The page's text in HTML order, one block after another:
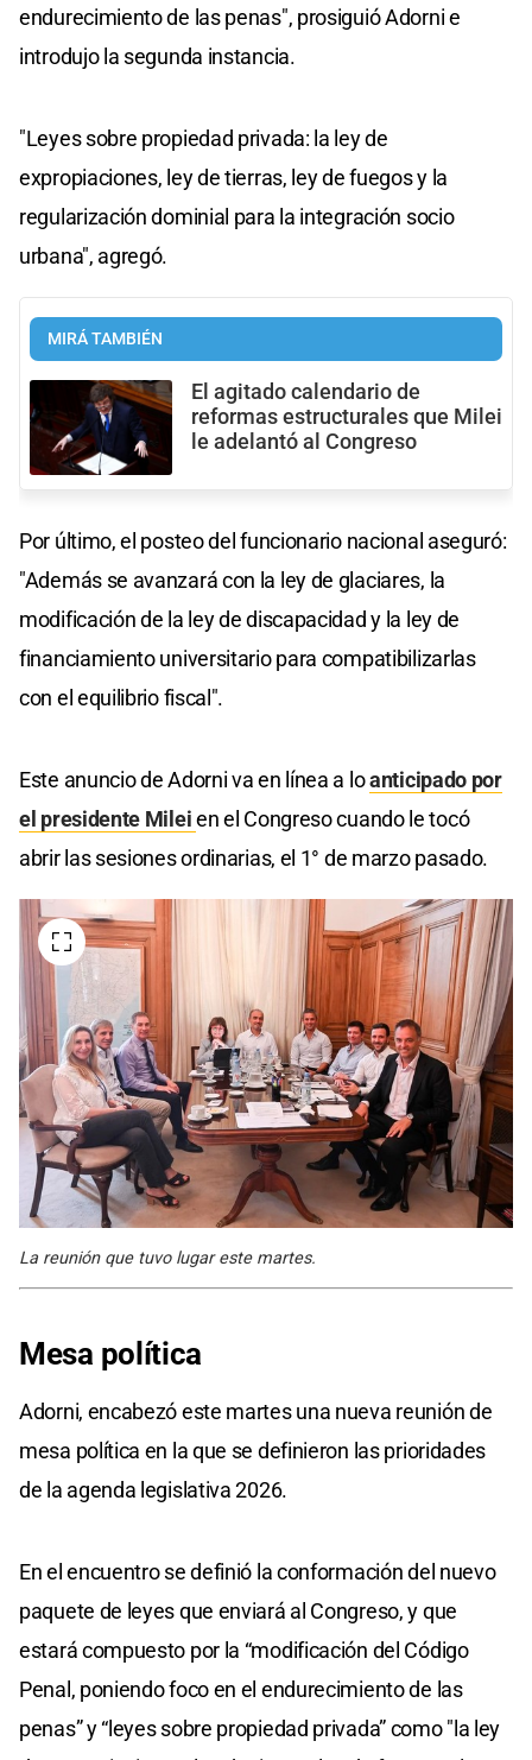
endurecimiento de las penas", prosiguió Adorni e
introdujo la segunda instancia.
"Leyes sobre propiedad privada: la ley de
expropiaciones, ley de tierras, ley de fuegos y la
regularización dominial para la integración socio
urbana", agregó.
MIRÁ TAMBIÉN
El agitado calendario de
reformas estructurales que Milei
le adelantó al Congreso
Por último, el posteo del funcionario nacional aseguró:
"Además se avanzará con la ley de glaciares, la
modificación de la ley de discapacidad y la ley de
financiamiento universitario para compatibilizarlas
con el equilibrio fiscal".
Este anuncio de Adorni va en línea a loanticipado por
el presidente Mileien el Congreso cuando le tocó
abrir las sesiones ordinarias, el 1° de marzo pasado.
La reunión que tuvo lugar este martes.
Mesa política
Adorni, encabezó este martes una nueva reunión de
mesa política en la que se definieron las prioridades
de la agenda legislativa 2026.
En el encuentro se definió la conformación del nuevo
paquete de leyes que enviará al Congreso, y que
estará compuesto por la “modificación del Código
Penal, poniendo foco en el endurecimiento de las
penas” y “leyes sobre propiedad privada” como "la ley